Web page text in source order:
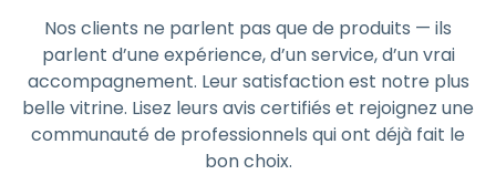
Nos clients ne parlent pas que de produits — ils
parlent d’une expérience, d’un service, d’un vrai
accompagnement. Leur satisfaction est notre plus
belle vitrine. Lisez leurs avis certifiés et rejoignez une
communauté de professionnels qui ont déjà fait le
bon choix.